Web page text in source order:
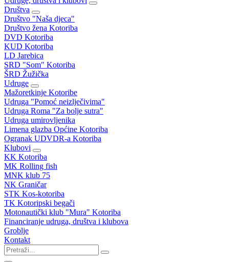
Društva
Društvo "Naša djeca"
Društvo žena Kotoriba
DVD Kotoriba
KUD Kotoriba
LD Jarebica
SRD "Som" Kotoriba
ŠRD Žužička
Udruge
Mažoretkinje Kotoribe
Udruga "Pomoć neizlječivima"
Udruga Roma "Za bolje sutra"
Udruga umirovljenika
Limena glazba Općine Kotoriba
Ogranak UDVDR-a Kotoriba
Klubovi
KK Kotoriba
MK Rolling fish
MNK klub 75
NK Graničar
STK Kos-kotoriba
TK Kotoripski begači
Motonautički klub "Mura" Kotoriba
Financiranje udruga, društva i klubova
Groblje
Kontakt